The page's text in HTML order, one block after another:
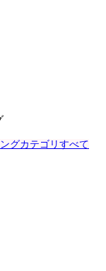
グカテゴリすべて